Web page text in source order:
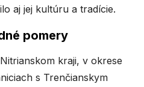
aj jej kultúru a tradície.
pomery
kraji, v okrese
s Trenčianskym